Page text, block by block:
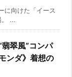
に向けた「イース
。 ...
翠風”コンパ
ンダ》着想の